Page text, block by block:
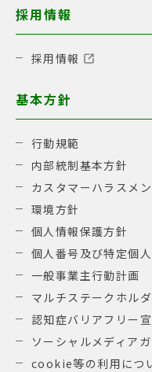
採用情報
採用情報
基本方針
行動規範
内部統制基本方針
カスタマーハラスメ
環境方針
個人情報保護方針
個人番号及び特定個
一般事業主行動計画
マルチステークホル
認知症バリアフリー
ソーシャルメディア
cookie等の利用につ